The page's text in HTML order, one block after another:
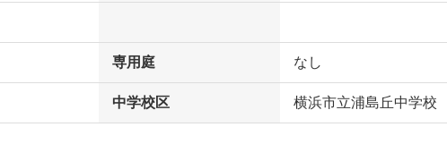
専用庭 なし
中学校区 横浜市立浦島丘中学校